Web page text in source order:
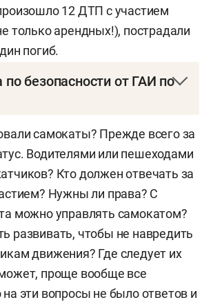
ограничений операторы
самостоятельно
к своим пользователям: так, в
года пользоваться самокатами
16 лет (в Москве и области — с
В обоих сервисах действует
нескольких человек на
с дорожной картойразработали
к КоАП с новыми размерами
например, до 30 тыс.
СИМ в состоянии
до 5 тыс. рублей за
12 ДТП с участием
только арендных!), пострадали
погиб.
безопасности от ГАИ по
движение по
пешеходным,
(с 7 лет) и
дорожкам (дети
двигаться на
пешеходов), а также по
зонам (дети до 7 лет
в сопровождении
самокаты? Прежде всего за
Водителями или пешеходами
Кто должен отвечать за
Нужны ли права? С
можно управлять самокатом?
развивать, чтобы не навредить
движения? Где следует их
проще вообще все
эти вопросы не было ответов и